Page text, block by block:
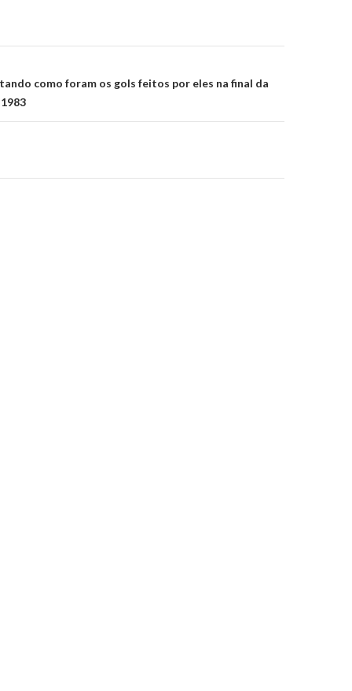
como foram os gols feitos por eles na final da